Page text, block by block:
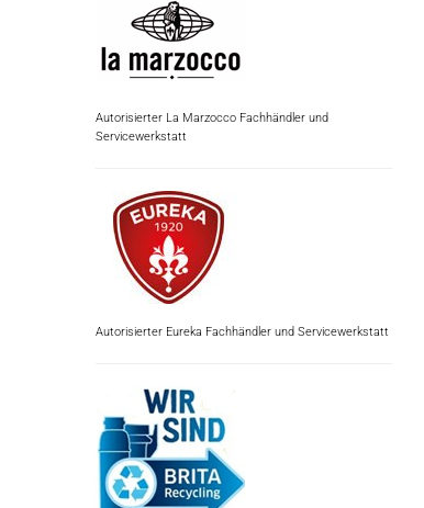
Autorisierter La Marzocco Fachhändler und
Servicewerkstatt
Autorisierter Eureka Fachhändler und Servicewerkstatt